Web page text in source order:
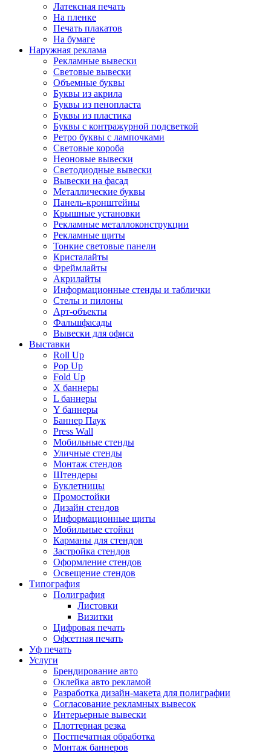
Латексная печать
На пленке
Печать плакатов
На бумаге
Наружная реклама
Рекламные вывески
Световые вывески
Объемные буквы
Буквы из акрила
Буквы из пенопласта
Буквы из пластика
Буквы с контражурной подсветкой
Ретро буквы с лампочками
Световые короба
Неоновые вывески
Светодиодные вывески
Вывески на фасад
Металлические буквы
Панель-кронштейны
Крышные установки
Рекламные металлоконструкции
Рекламные щиты
Тонкие световые панели
Кристалайты
Фреймлайты
Акрилайты
Информационные стенды и таблички
Стелы и пилоны
Арт-объекты
Фальшфасады
Вывески для офиса
Выставки
Roll Up
Pop Up
Fold Up
Х баннеры
L баннеры
Y баннеры
Баннер Паук
Press Wall
Мобильные стенды
Уличные стенды
Монтаж стендов
Штендеры
Буклетницы
Промостойки
Дизайн стендов
Информационные щиты
Мобильные стойки
Карманы для стендов
Застройка стендов
Оформление стендов
Освещение стендов
Типография
Полиграфия
Листовки
Визитки
Цифровая печать
Офсетная печать
Уф печать
Услуги
Брендирование авто
Оклейка авто рекламой
Разработка дизайн-макета для полиграфии
Согласование рекламных вывесок
Интерьерные вывески
Плоттерная резка
Постпечатная обработка
Монтаж баннеров